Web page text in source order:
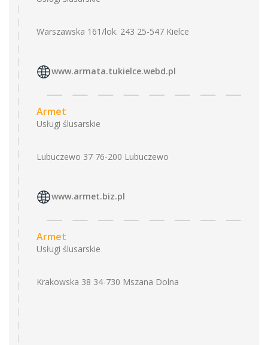
Warszawska 161/lok. 243 25-547 Kielce
www.armata.tukielce.webd.pl
Armet
Usługi ślusarskie
Lubuczewo 37 76-200 Lubuczewo
www.armet.biz.pl
Armet
Usługi ślusarskie
Krakowska 38 34-730 Mszana Dolna